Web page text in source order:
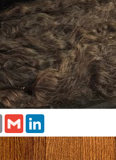
Email Gmail